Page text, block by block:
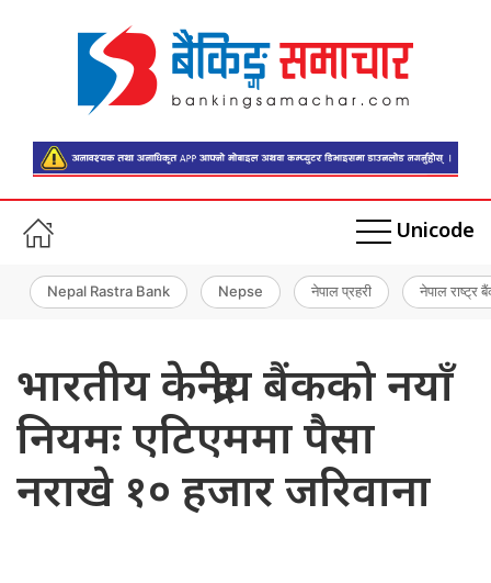
Unicode
Nepal Rastra Bank Nepse नेपाल प्रहरी नेपाल राष्ट्र
भारतीय केन्द्रीय बैंकको नयाँ
नियमः एटिएममा पैसा
नराखे १० हजार जरिवाना